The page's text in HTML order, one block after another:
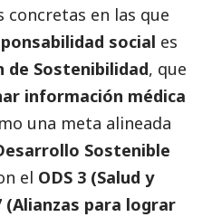
concretas en las que
social es
de Sostenibilidad, que
información médica
una meta alineada
Sostenible
el ODS 3 (Salud y
(Alianzas para lograr